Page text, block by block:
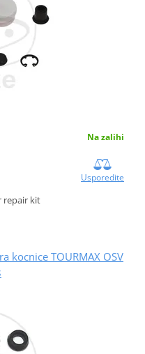
Na zalihi
Usporedite
repair kit
kocnice TOURMAX OSV